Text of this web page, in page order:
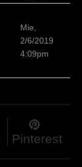
Mie,
2/6/2019
4:09pm
Pinterest